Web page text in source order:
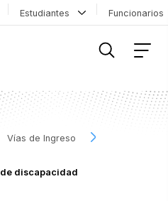
Estudiantes
Vías de Ingreso
discapacidad